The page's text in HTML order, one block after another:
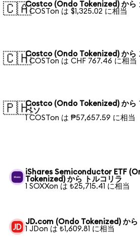
🇨🇦Costco (Ondo Tokenized) から
1 COSTon は $1,325.02 に相当
🇨🇭Costco (Ondo Tokenized) から
1 COSTon は CHF 767.46 に相当
🇵🇭Costco (Ondo Tokenized) から
ペソ
1 COSTon は ₱57,657.59 に相当
iShares Semiconductor ETF
Tokenized) から トルコリラ
1 SOXXon は ₺25,715.41 に相当
JD.com (Ondo Tokenized) から
1 JDon は ₺1,609.81 に相当